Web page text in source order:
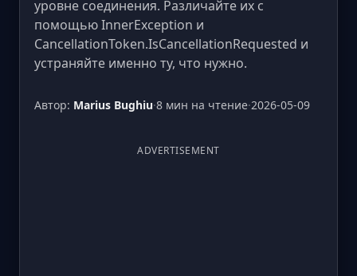
уровне соединения. Различайте их с
помощью InnerException и
CancellationToken.IsCancellationRequested и
устраняйте именно ту, что нужно.
Автор: Marius Bughiu·8 мин на чтение·2026-05-09
ADVERTISEMENT